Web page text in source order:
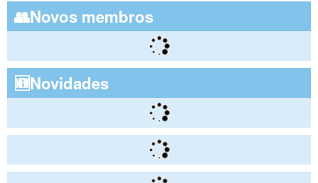
👥Novos membros
🆕Novidades